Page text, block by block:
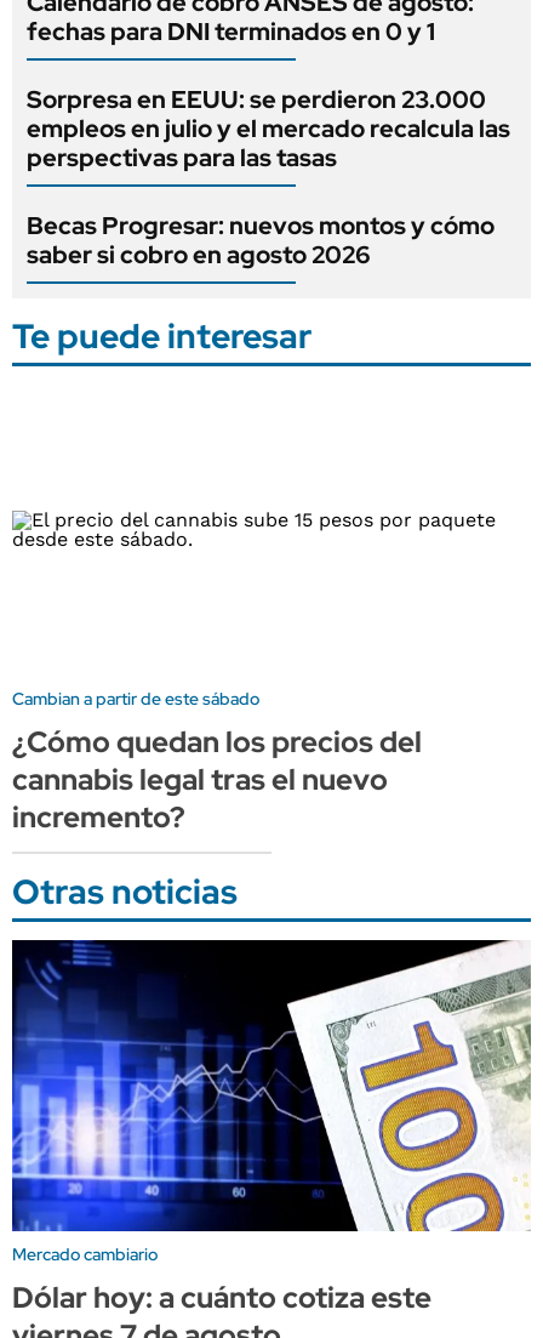
fechas para DNI terminados en 0 y 1
Sorpresa en EEUU: se perdieron 23.000
empleos en julio y el mercado recalcula las
perspectivas para las tasas
Becas Progresar: nuevos montos y cómo
saber si cobro en agosto 2026
Te puede interesar
Cambian a partir de este sábado
¿Cómo quedan los precios del
cannabis legal tras el nuevo
incremento?
Otras noticias
Mercado cambiario
Dólar hoy: a cuánto cotiza este